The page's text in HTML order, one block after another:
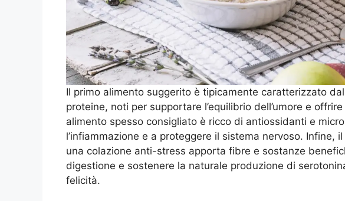
Il primo alimento suggerito è tipicamente caratterizzato
proteine, noti per supportare l’equilibrio dell’umore e
alimento spesso consigliato è ricco di antiossidanti e
l’infiammazione e a proteggere il sistema nervoso. Infine,
una colazione anti-stress apporta fibre e sostanze
digestione e sostenere la naturale produzione di
felicità.